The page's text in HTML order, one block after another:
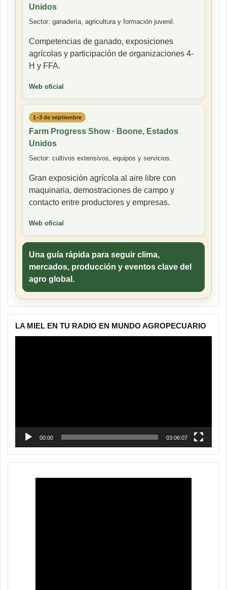
Unidos
Sector: ganadería, agricultura y formación juvenil.
Competencias de ganado, exposiciones
agrícolas y participación de organizaciones 4-
H y FFA.
Web oficial
1–3 de septiembre
Farm Progress Show · Boone, Estados
Unidos
Sector: cultivos extensivos, equipos y servicios.
Gran exposición agrícola al aire libre con
maquinaria, demostraciones de campo y
contacto entre productores y empresas.
Web oficial
Una guía rápida para seguir clima,
mercados, producción y eventos clave del
agro global.
LA MIEL EN TU RADIO EN MUNDO AGROPECUARIO
00:00 03:06:07